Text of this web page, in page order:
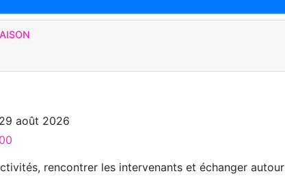
août 2026
rencontrer les intervenants et échanger autour